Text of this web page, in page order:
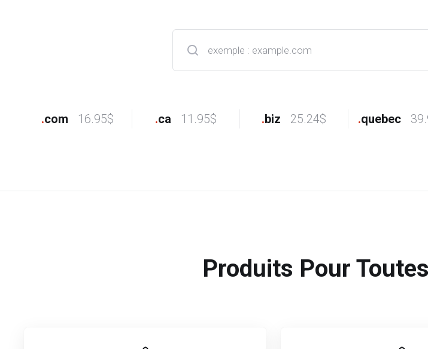
.com 16.95$ .ca 11.95$ .biz 25.24$ .quebec
Produits Pour